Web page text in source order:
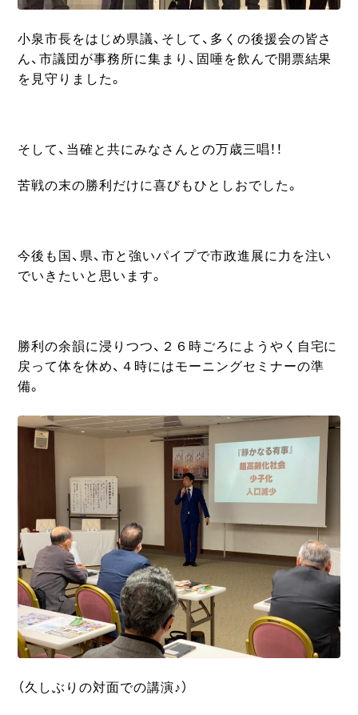
小泉市長をはじめ県議、そして、多くの後援会の皆さ
ん、市議団が事務所に集まり、固唾を飲んで開票結果
を見守りました。
そして、当確と共にみなさんとの万歳三唱！！
苦戦の末の勝利だけに喜びもひとしおでした。
今後も国、県、市と強いパイプで市政進展に力を注い
でいきたいと思います。
勝利の余韻に浸りつつ、２６時ごろにようやく自宅に
戻って体を休め、４時にはモーニングセミナーの準
備。
（久しぶりの対面での講演♪）